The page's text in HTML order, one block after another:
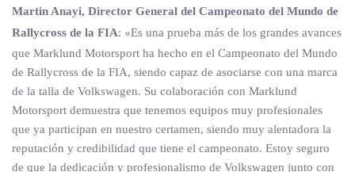
Martin Anayi, Director General del Campeonato del Mundo de
Rallycross de la FIA: «Es una prueba más de los grandes avances
que Marklund Motorsport ha hecho en el Campeonato del Mundo
de Rallycross de la FIA, siendo capaz de asociarse con una marca
de la talla de Volkswagen. Su colaboración con Marklund
Motorsport demuestra que tenemos equipos muy profesionales
que ya participan en nuestro certamen, siendo muy alentadora la
reputación y credibilidad que tiene el campeonato. Estoy seguro
de que la dedicación y profesionalismo de Volkswagen junto con